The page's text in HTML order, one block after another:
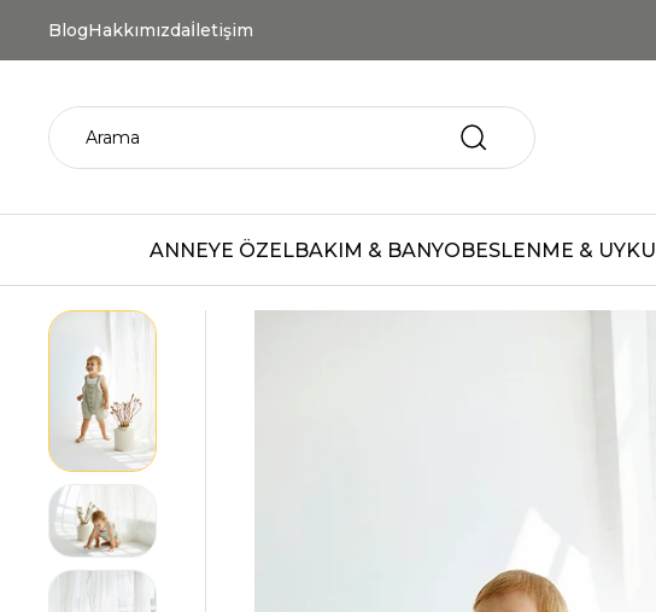
BlogHakkımızdaİletişim
ANNEYE ÖZELBAKIM & BANYOBESLENME & UYKU